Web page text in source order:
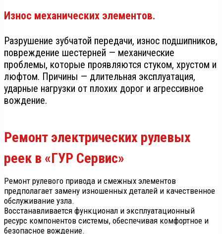
Износ механических элементов.
Разрушение зубчатой передачи, износ подшипников,
повреждение шестерней — механические
проблемы, которые проявляются стуком, хрустом и
люфтом. Причины — длительная эксплуатация,
ударные нагрузки от плохих дорог и агрессивное
вождение.
Ремонт электрических рулевых
реек в «ГУР Сервис»
Ремонт рулевого привода и смежных элементов
предполагает замену изношенных деталей и качественное
обслуживание узла.
Восстанавливается функционал и эксплуатационный
ресурс компонентов системы, обеспечивая комфортное и
безопасное вождение.